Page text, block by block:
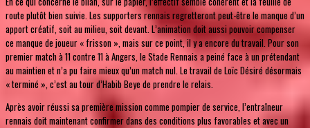
route plutôt bien suivie. Les supporters rennais regretteront peut-être le manque d’un
apport créatif, soit au milieu, soit devant. L’animation doit aussi pouvoir compenser
ce manque de joueur « frisson », mais sur ce point, il y a encore du travail. Pour son
premier match à 11 contre 11 à Angers, le Stade Rennais a peiné face à un prétendant
au maintien et n’a pu faire mieux qu’un match nul. Le travail de Loïc Désiré désormais
« terminé », c’est au tour d’Habib Beye de prendre le relais.
Après avoir réussi sa première mission comme pompier de service, l’entraîneur
rennais doit maintenant confirmer dans des conditions plus favorables et avec un